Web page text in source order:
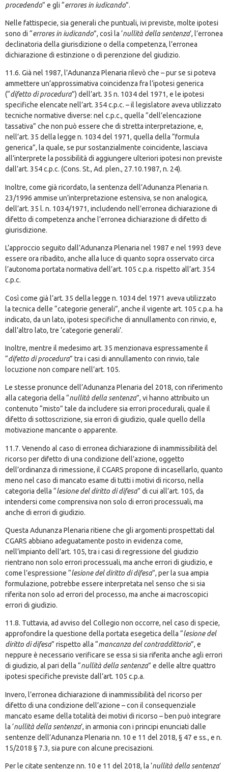
procedendo” e gli “errores in iudicando”.
Nelle fattispecie, sia generali che puntuali, ivi previste, molte ipotesi
sono di “errores in iudicando”, così la ‘nullità della sentenza’, l’erronea
declinatoria della giurisdizione o della competenza, l’erronea
dichiarazione di estinzione o di perenzione del giudizio.
11.6. Già nel 1987, l’Adunanza Plenaria rilevò che – pur se si poteva
ammettere un’approssimativa coincidenza fra l’ipotesi generica
(“difetto di procedura”) dell’art. 35 n. 1034 del 1971, e le ipotesi
specifiche elencate nell’art. 354 c.p.c. – il legislatore aveva utilizzato
tecniche normative diverse: nel c.p.c., quella “dell’elencazione
tassativa” che non può essere che di stretta interpretazione, e,
nell’art. 35 della legge n. 1034 del 1971, quella della “formula
generica”, la quale, se pur sostanzialmente coincidente, lasciava
all’interprete la possibilità di aggiungere ulteriori ipotesi non previste
dall’art. 354 c.p.c. (Cons. St., Ad. plen., 27.10.1987, n. 24).
Inoltre, come già ricordato, la sentenza dell’Adunanza Plenaria n.
23/1996 ammise un’interpretazione estensiva, se non analogica,
dell’art. 35 l. n. 1034/1971, includendo nell’erronea dichiarazione di
difetto di competenza anche l’erronea dichiarazione di difetto di
giurisdizione.
L’approccio seguito dall’Adunanza Plenaria nel 1987 e nel 1993 deve
essere ora ribadito, anche alla luce di quanto sopra osservato circa
l’autonoma portata normativa dell’art. 105 c.p.a. rispetto all’art. 354
c.p.c.
Così come già l’art. 35 della legge n. 1034 del 1971 aveva utilizzato
la tecnica delle “categorie generali”, anche il vigente art. 105 c.p.a. ha
indicato, da un lato, ipotesi specifiche di annullamento con rinvio, e,
dall’altro lato, tre ‘categorie generali’.
Inoltre, mentre il medesimo art. 35 menzionava espressamente il
“difetto di procedura” tra i casi di annullamento con rinvio, tale
locuzione non compare nell’art. 105.
Le stesse pronunce dell’Adunanza Plenaria del 2018, con riferimento
alla categoria della “nullità della sentenza”, vi hanno attribuito un
contenuto “misto” tale da includere sia errori procedurali, quale il
difetto di sottoscrizione, sia errori di giudizio, quale quello della
motivazione mancante o apparente.
11.7. Venendo al caso di erronea dichiarazione di inammissibilità del
ricorso per difetto di una condizione dell’azione, oggetto
dell’ordinanza di rimessione, il CGARS propone di incasellarlo, quanto
meno nel caso di mancato esame di tutti i motivi di ricorso, nella
categoria della “lesione del diritto di difesa” di cui all’art. 105, da
intendersi come comprensiva non solo di errori processuali, ma
anche di errori di giudizio.
Questa Adunanza Plenaria ritiene che gli argomenti prospettati dal
CGARS abbiano adeguatamente posto in evidenza come,
nell’impianto dell’art. 105, tra i casi di regressione del giudizio
rientrano non solo errori processuali, ma anche errori di giudizio, e
come l’espressione “lesione del diritto di difesa”, per la sua ampia
formulazione, potrebbe essere interpretata nel senso che si sia
riferita non solo ad errori del processo, ma anche ai macroscopici
errori di giudizio.
11.8. Tuttavia, ad avviso del Collegio non occorre, nel caso di specie,
approfondire la questione della portata esegetica della “lesione del
diritto di difesa” rispetto alla “mancanza del contraddittorio”, e
neppure è necessario verificare se essa si sia riferita anche agli errori
di giudizio, al pari della “nullità della sentenza” e delle altre quattro
ipotesi specifiche previste dall’art. 105 c.p.a.
Invero, l’erronea dichiarazione di inammissibilità del ricorso per
difetto di una condizione dell’azione – con il consequenziale
mancato esame della totalità dei motivi di ricorso – ben può integrare
la ‘nullità della sentenza’, in armonia con i principi enunciati dalle
sentenze dell’Adunanza Plenaria nn. 10 e 11 del 2018, § 47 e ss., e n.
15/2018 § 7.3, sia pure con alcune precisazioni.
Per le citate sentenze nn. 10 e 11 del 2018, la ‘nullità della sentenza’